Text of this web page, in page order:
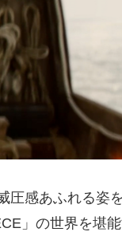
圧感あふれる姿
」の世界を堪